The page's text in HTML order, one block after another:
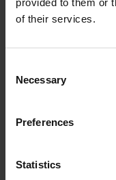
of their services.
Selection
Necessary
Preferences
Statistics
Optimering af
Learn more